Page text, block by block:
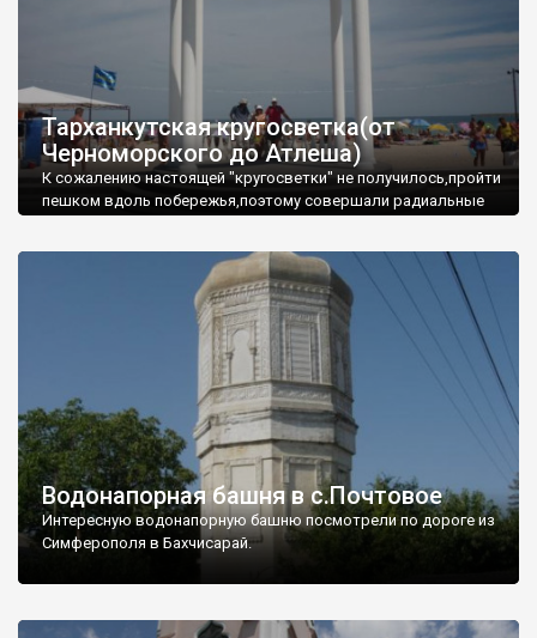
Тарханкутская кругосветка(от
Черноморского до Атлеша)
К сожалению настоящей "кругосветки" не получилось,пройти
пешком вдоль побережья,поэтому совершали радиальные
Водонапорная башня в с.Почтовое
Интересную водонапорную башню посмотрели по дороге из
Симферополя в Бахчисарай.